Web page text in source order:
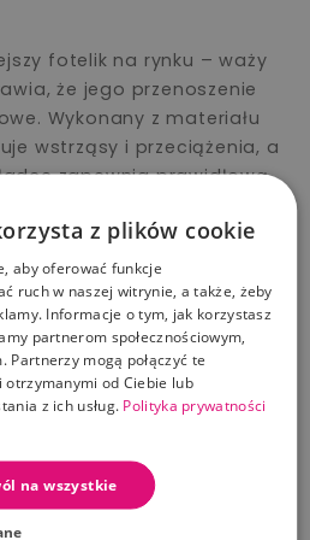
fotelik na rynku – waży
że jego przenoszenie
Wykonany z materiału
wstrząsy i przeciążenia, a
zapewnia prawidłową
zdrowy rozwój jego
najnowsze normy
rekomendację AGR, co
dopasowanie.
rewolucja w codziennym
systemowi obrotu 270°
fotelik jedną ręką, co
‘n’ Drive zapewnia
– świetlne oraz
o prawidłowym
z plików cookie
aby oferować funkcje
ruch w naszej witrynie, a także, żeby
Informacje o tym, jak korzystasz
partnerom społecznościowym,
mogą połączyć te
od Ciebie lub
z ich usług. Polityka prywatności
na wszystkie